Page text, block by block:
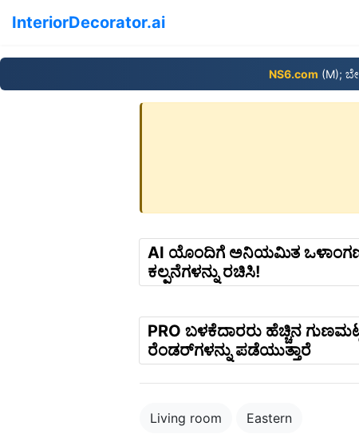
InteriorDecorator.ai
NS6.com (M);
AI ಯೊಂದಿಗೆ ಅನಿಯಮಿತ
ಕಲ್ಪನೆಗಳನ್ನು ರಚಿಸಿ!
PRO ಬಳಕೆದಾರರು ಹೆಚ್ಚಿನ
ರೆಂಡರ್‌ಗಳನ್ನು ಪಡೆಯುತ್ತಾರೆ
Living room Eastern